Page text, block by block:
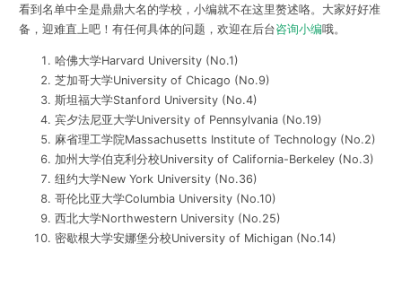
看到名单中全是鼎鼎大名的学校，小编就不在这里赘述咯。大家好好准
备，迎难直上吧！有任何具体的问题，欢迎在后台咨询小编哦。
哈佛大学Harvard University (No.1)
芝加哥大学University of Chicago (No.9)
斯坦福大学Stanford University (No.4)
宾夕法尼亚大学University of Pennsylvania (No.19)
麻省理工学院Massachusetts Institute of Technology (No.2)
加州大学伯克利分校University of California-Berkeley (No.3)
纽约大学New York University (No.36)
哥伦比亚大学Columbia University (No.10)
西北大学Northwestern University (No.25)
密歇根大学安娜堡分校University of Michigan (No.14)